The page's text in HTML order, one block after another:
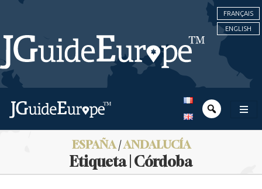
FRANÇAIS
ENGLISH
ESPAÑA/ANDALUCÍA
Etiqueta | Córdoba